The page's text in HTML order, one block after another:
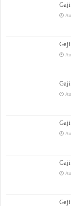
Gaji
Gaji